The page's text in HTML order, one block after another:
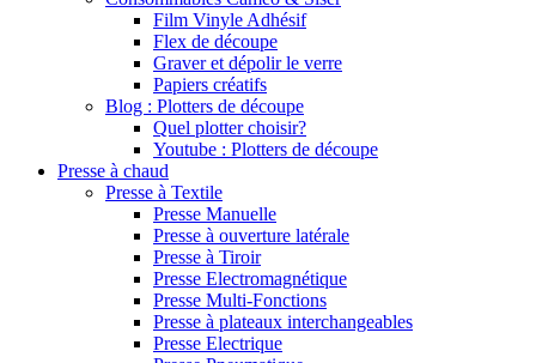
Film Vinyle Adhésif
Flex de découpe
Graver et dépolir le verre
Papiers créatifs
Blog : Plotters de découpe
Quel plotter choisir?
Youtube : Plotters de découpe
Presse à chaud
Presse à Textile
Presse Manuelle
Presse à ouverture latérale
Presse à Tiroir
Presse Electromagnétique
Presse Multi-Fonctions
Presse à plateaux interchangeables
Presse Electrique